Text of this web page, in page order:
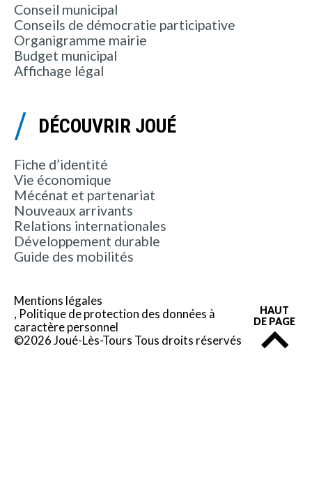
Conseil municipal
Conseils de démocratie participative
Organigramme mairie
Budget municipal
Affichage légal
DÉCOUVRIR JOUÉ
Fiche d’identité
Vie économique
Mécénat et partenariat
Nouveaux arrivants
Relations internationales
Développement durable
Guide des mobilités
Mentions légales
Politique de protection des données à
caractère personnel
©2026 Joué-Lès-Tours Tous droits réservés
HAUT
DE PAGE